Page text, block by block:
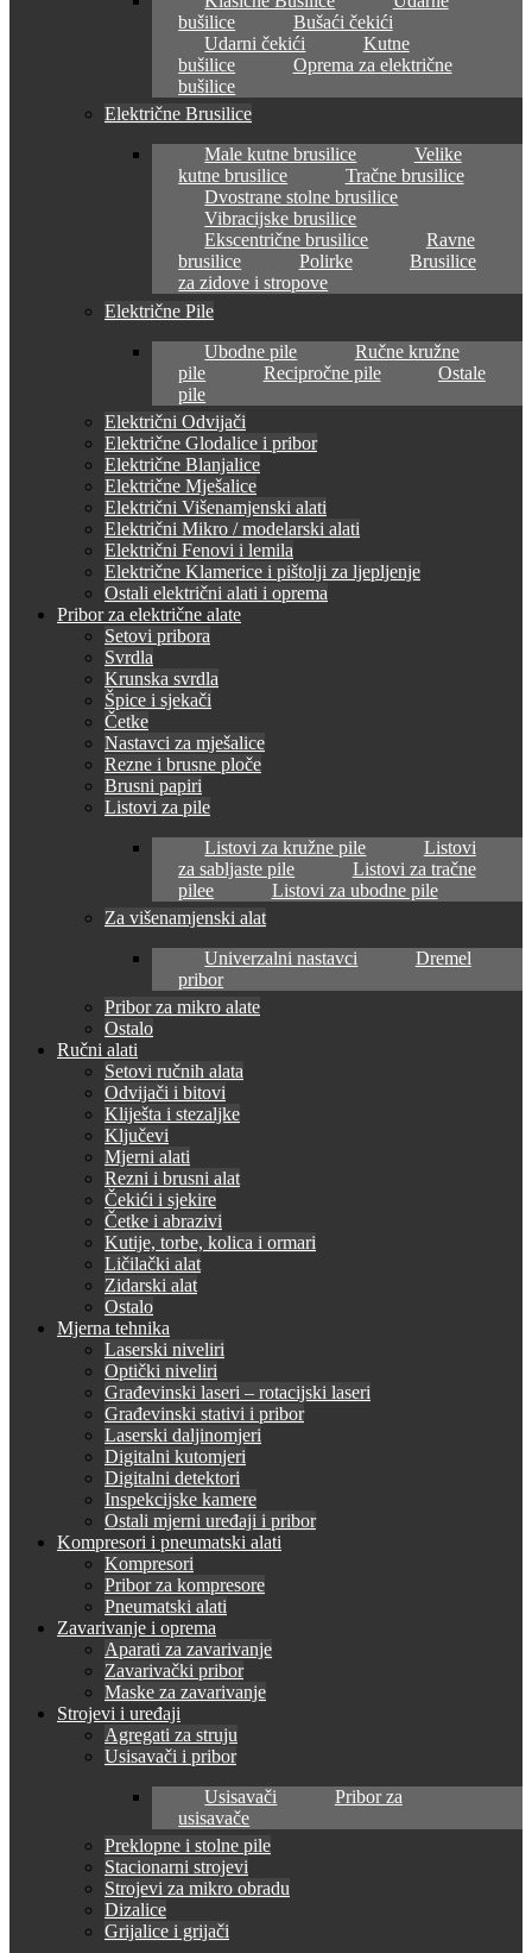
bušilice
Bušaći čekići
Udarni čekići
Kutne
bušilice
Oprema za električne
bušilice
Električne Brusilice
Male kutne brusilice
Velike
kutne brusilice
Tračne brusilice
Dvostrane stolne brusilice
Vibracijske brusilice
Ekscentrične brusilice
Ravne
brusilice
Polirke
Brusilice
za zidove i stropove
Električne Pile
Ubodne pile
Ručne kružne
pile
Recipročne pile
Ostale
pile
Električni Odvijači
Električne Glodalice i pribor
Električne Blanjalice
Električne Mješalice
Električni Višenamjenski alati
Električni Mikro / modelarski alati
Električni Fenovi i lemila
Električne Klamerice i pištolji za ljepljenje
Ostali električni alati i oprema
Pribor za električne alate
Setovi pribora
Svrdla
Krunska svrdla
Špice i sjekači
Četke
Nastavci za mješalice
Rezne i brusne ploče
Brusni papiri
Listovi za pile
Listovi za kružne pile
Listovi
za sabljaste pile
Listovi za tračne
pilee
Listovi za ubodne pile
Za višenamjenski alat
Univerzalni nastavci
Dremel
pribor
Pribor za mikro alate
Ostalo
Ručni alati
Setovi ručnih alata
Odvijači i bitovi
Kliješta i stezaljke
Ključevi
Mjerni alati
Rezni i brusni alat
Čekići i sjekire
Četke i abrazivi
Kutije, torbe, kolica i ormari
Ličilački alat
Zidarski alat
Ostalo
Mjerna tehnika
Laserski niveliri
Optički niveliri
Građevinski laseri – rotacijski laseri
Građevinski stativi i pribor
Laserski daljinomjeri
Digitalni kutomjeri
Digitalni detektori
Inspekcijske kamere
Ostali mjerni uređaji i pribor
Kompresori i pneumatski alati
Kompresori
Pribor za kompresore
Pneumatski alati
Zavarivanje i oprema
Aparati za zavarivanje
Zavarivački pribor
Maske za zavarivanje
Strojevi i uređaji
Agregati za struju
Usisavači i pribor
Usisavači
Pribor za
usisavače
Preklopne i stolne pile
Stacionarni strojevi
Strojevi za mikro obradu
Dizalice
Grijalice i grijači